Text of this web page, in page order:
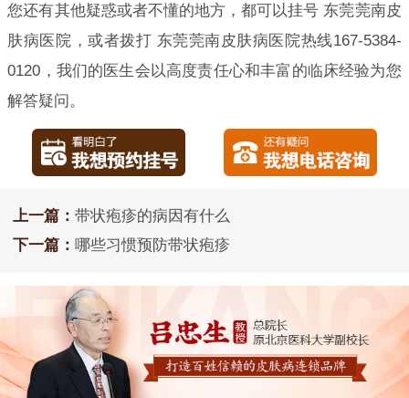
您还有其他疑惑或者不懂的地方，都可以挂号 东莞莞南皮
肤病医院，或者拨打 东莞莞南皮肤病医院热线167-5384-
0120，我们的医生会以高度责任心和丰富的临床经验为您
解答疑问。
上一篇： 带状疱疹的病因有什么
下一篇： 哪些习惯预防带状疱疹